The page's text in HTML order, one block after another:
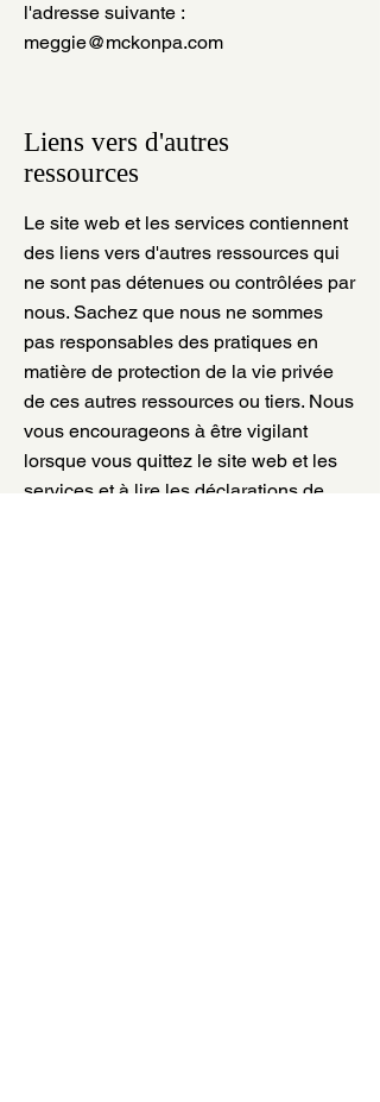
l'adresse suivante :
meggie@mckonpa.com
Liens vers d'autres
ressources
Le site web et les services contiennent
des liens vers d'autres ressources qui
ne sont pas détenues ou contrôlées par
nous. Sachez que nous ne sommes
pas responsables des pratiques en
matière de protection de la vie privée
de ces autres ressources ou tiers. Nous
vous encourageons à être vigilant
lorsque vous quittez le site web et les
services et à lire les déclarations de